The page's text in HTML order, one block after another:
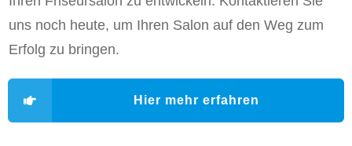
uns noch heute, um Ihren Salon auf den Weg zum
Erfolg zu bringen.
Hier mehr erfahren